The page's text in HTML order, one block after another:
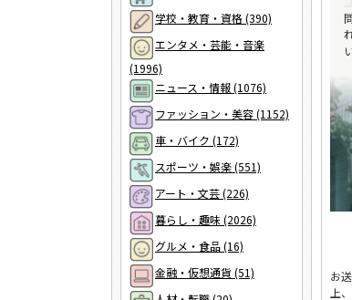
学校・教育・資格 (390)
エンタメ・芸能・音楽
(1996)
ニュース・情報 (1076)
ファッション・美容 (1152)
車・バイク (172)
スポーツ・娯楽 (551)
アート・文芸 (226)
暮らし・趣味 (2026)
グルメ・食品 (16)
金融・仮想通貨 (51)
お
上